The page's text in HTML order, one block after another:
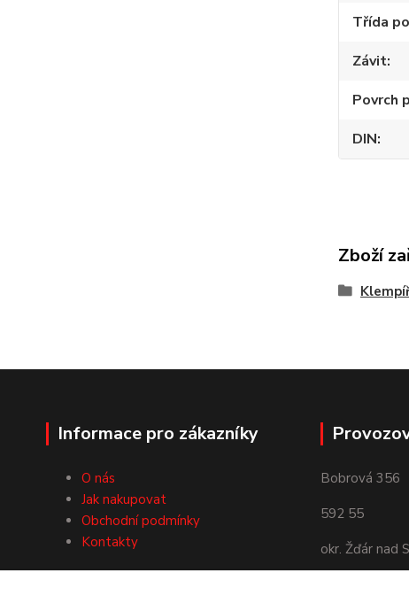
Třída
Závit
Povrch
DIN
Zboží
Informace pro zákazníky
O nás
Jak nakupovat
Obchodní podmínky
Kontakty
Bobrová 356
592 55
okr. Žďár nad